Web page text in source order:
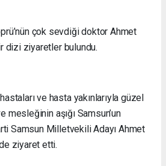
çok sevdiği doktor Ahmet
dizi ziyaretler bulundu.
ve hasta yakınlarıyla güzel
mesleğinin aşığı Samsun’un
Samsun Milletvekili Adayı Ahmet
ziyaret etti.